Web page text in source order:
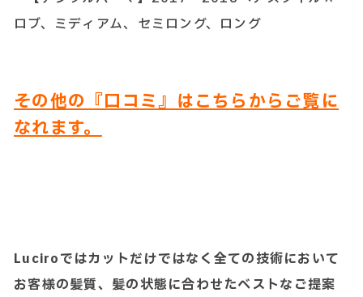
その他の『口コミ』はこちらからご覧に
なれます。
Luciroではカットだけではなく全ての技術において
お客様の髪質、髪の状態に合わせたベストなご提案